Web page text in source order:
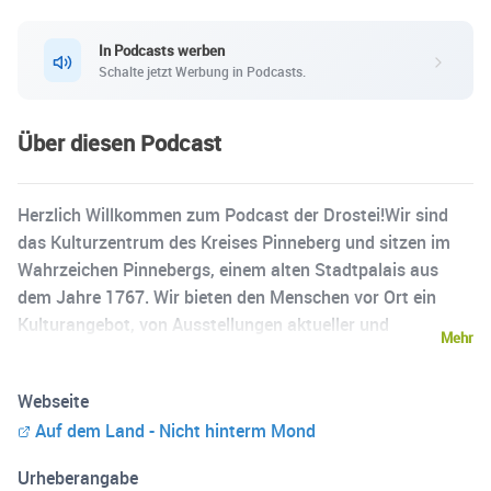
In Podcasts werben
Schalte jetzt Werbung in Podcasts.
Über diesen Podcast
Herzlich Willkommen zum Podcast der Drostei!Wir sind
das Kulturzentrum des Kreises Pinneberg und sitzen im
Wahrzeichen Pinnebergs, einem alten Stadtpalais aus
dem Jahre 1767. Wir bieten den Menschen vor Ort ein
Kulturangebot, von Ausstellungen aktueller und
Jugendliche.Und jetzt machen wir auch noch einen
Podcast! Warum? Auch wir sind pandemiebedingt
Mehr
Webseite
Auf dem Land - Nicht hinterm Mond
Urheberangabe